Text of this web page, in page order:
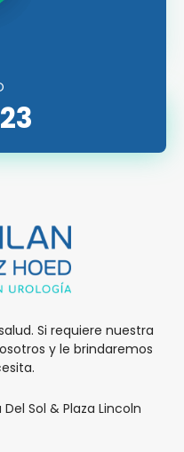
Si requiere nuestra
y le brindaremos
Sol & Plaza Lincoln